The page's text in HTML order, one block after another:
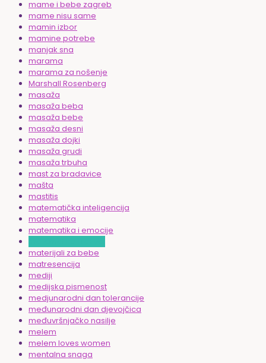
mame i bebe zagreb
mame nisu same
mamin izbor
mamine potrebe
manjak sna
marama
marama za nošenje
Marshall Rosenberg
masaža
masaža beba
masaža bebe
masaža desni
masaža dojki
masaža grudi
masaža trbuha
mast za bradavice
mašta
mastitis
matematička inteligencija
matematika
matematika i emocije
materijali za bebe
matresencija
mediji
medijska pismenost
medjunarodni dan tolerancije
međunarodni dan djevojčica
međuvršnjačko nasilje
melem
melem loves women
mentalna snaga